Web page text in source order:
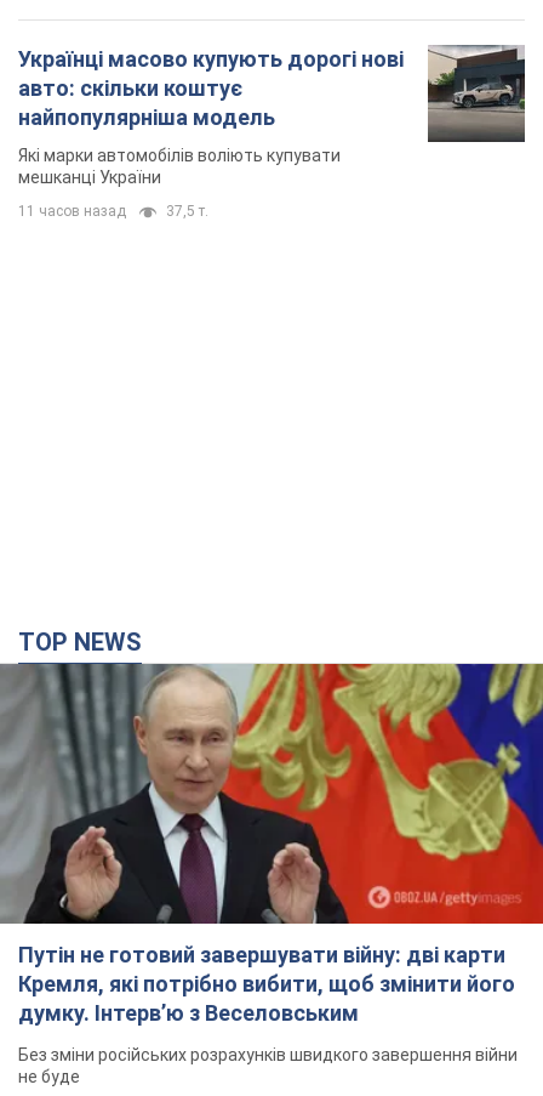
Українці масово купують дорогі нові
авто: скільки коштує
найпопулярніша модель
Які марки автомобілів воліють купувати
мешканці України
11 часов назад 37,5 т.
TOP NEWS
Путін не готовий завершувати війну: дві карти
Кремля, які потрібно вибити, щоб змінити його
думку. Інтерв’ю з Веселовським
Без зміни російських розрахунків швидкого завершення війни
не буде